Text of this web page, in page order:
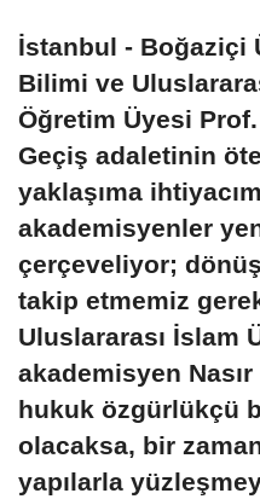
İstanbul - Boğaziçi
Bilimi ve
Öğretim Üyesi
Geçiş adaletinin
yaklaşıma
akademisyenler
çerçeveliyor;
takip etmemiz
Uluslararası İslam
akademisyen
hukuk özgürlükçü
olacaksa, bir
yapılarla